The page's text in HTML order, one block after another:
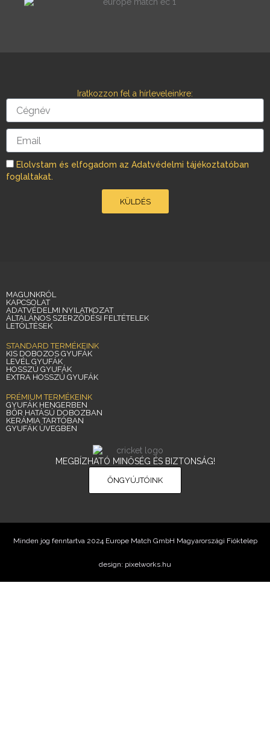
c
o
s
r
m
Iratkozzon fel a hírleveleinkre:
Cégnév
Email
Elolvstam és elfogadom az Adatvédelmi tájékoztatóban
foglaltakat.
KÜLDÉS
MAGUNKRÓL
KAPCSOLAT
ADATVÉDELMI NYILATKOZAT
ÁLTALÁNOS SZERZŐDÉSI FELTÉTELEK
LETÖLTÉSEK
STANDARD TERMÉKEINK
KIS DOBOZOS GYUFÁK
LEVÉL GYUFÁK
HOSSZÚ GYUFÁK
EXTRA HOSSZÚ GYUFÁK
PRÉMIUM TERMÉKEINK
GYUFÁK HENGERBEN
BŐR HATÁSÚ DOBOZBAN
KERÁMIA TARTÓBAN
GYUFÁK ÜVEGBEN
MEGBÍZHATÓ MINŐSÉG ÉS BIZTONSÁG!
ŐNGYÚJTÓINK
Minden jog fenntartva 2024 Europe Match GmbH Magyarországi Fióktelep
design: pixelworks.hu